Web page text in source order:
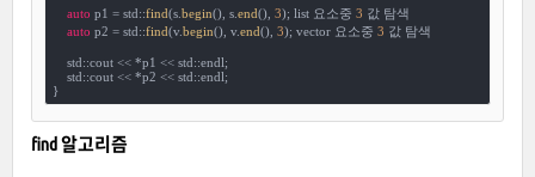
auto p1 = std::find(s. begin(), s. end(), 3); list 요소중 3 값 탐색
auto p2 = std::find(v.begin(), v.end(), 3); vector 요소중 3 값 탐색
    std::cout << *p1 << std::endl;
    std::cout << *p2 << std::endl;
}
find 알고리즘